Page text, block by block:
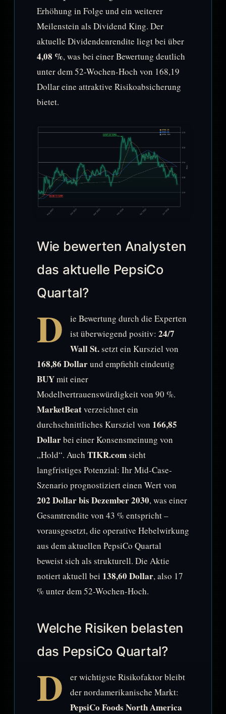
Erhöhung in Folge und ein weiterer
Meilenstein als Dividend King. Der
aktuelle Dividendenrendite liegt bei über
4,08 %, was bei einer Bewertung deutlich
unter dem 52-Wochen-Hoch von 168,19
Dollar eine attraktive Risikoabsicherung
bietet.
Wie bewerten Analysten
das aktuelle PepsiCo
Quartal?
D
ie Bewertung durch die Experten
ist überwiegend positiv: 24/7
Wall St.setzt ein Kursziel von
168,86 Dollarund empfiehlt eindeutig
BUYmit einer
Modellvertrauenswürdigkeit von 90 %.
MarketBeatverzeichnet ein
durchschnittliches Kursziel von 166,85
Dollarbei einer Konsensmeinung von
„Hold“. Auch TIKR.comsieht
langfristiges Potenzial: Ihr Mid-Case-
Szenario prognostiziert einen Wert von
202 Dollar bis Dezember 2030, was einer
Gesamtrendite von 43 % entspricht –
vorausgesetzt, die operative Hebelwirkung
aus dem aktuellen PepsiCo Quartal
beweist sich als strukturell. Die Aktie
notiert aktuell bei 138,60 Dollar, also 17
% unter dem 52-Wochen-Hoch.
Welche Risiken belasten
das PepsiCo Quartal?
D
er wichtigste Risikofaktor bleibt
der nordamerikanische Markt:
PepsiCo Foods North America